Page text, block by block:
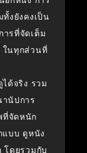
งยังคงเป็น
รที่จัดเต็ม
ในทุกส่วนที่
ด้จริง รวม
นัปการ
ที่จัดหนัก
แบบ ดูหนัง
โดยรวมกับ